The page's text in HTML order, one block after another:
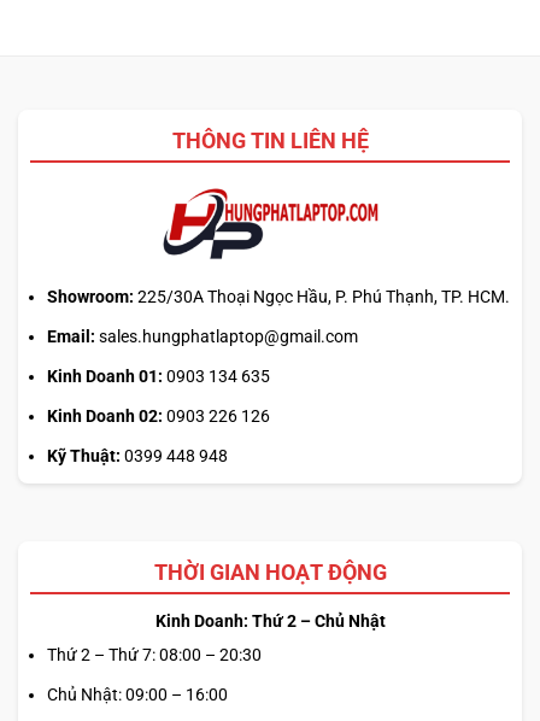
THÔNG TIN LIÊN HỆ
Showroom: 225/30A Thoại Ngọc Hầu, P. Phú Thạnh, TP. HCM.
Email: sales.hungphatlaptop@gmail.com
Kinh Doanh 01: 0903 134 635
Kinh Doanh 02: 0903 226 126
Kỹ Thuật: 0399 448 948
THỜI GIAN HOẠT ĐỘNG
Kinh Doanh: Thứ 2 – Chủ Nhật
Thứ 2 – Thứ 7: 08:00 – 20:30
Chủ Nhật: 09:00 – 16:00